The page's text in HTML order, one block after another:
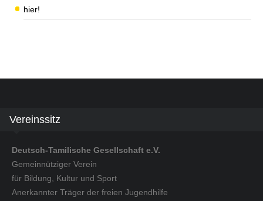
hier!
Vereinssitz
Deutsch-Tamilische Gesellschaft e.V.
Gemeinnütziger Verein
für Bildung, Kultur und Sport
Anerkannter Träger der freien Jugendhilfe